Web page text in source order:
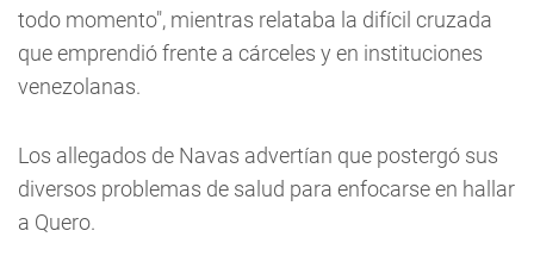
todo momento", mientras relataba la difícil cruzada
que emprendió frente a cárceles y en instituciones
venezolanas.
Los allegados de Navas advertían que postergó sus
diversos problemas de salud para enfocarse en hallar
a Quero.